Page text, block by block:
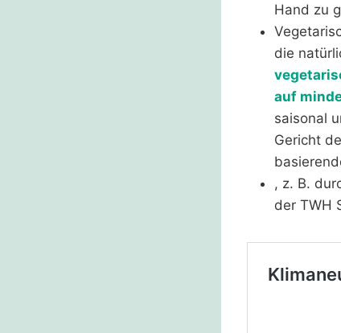
Hand zu
die
auf
saisonal
Gericht
, z. B.
der TWH